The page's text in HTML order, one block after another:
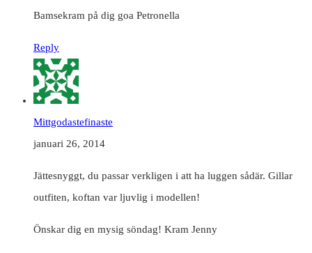
Bamsekram på dig goa Petronella
Reply
Mittgodastefinaste
januari 26, 2014
Jättesnyggt, du passar verkligen i att ha luggen sådär. Gillar
outfiten, koftan var ljuvlig i modellen!
Önskar dig en mysig söndag! Kram Jenny